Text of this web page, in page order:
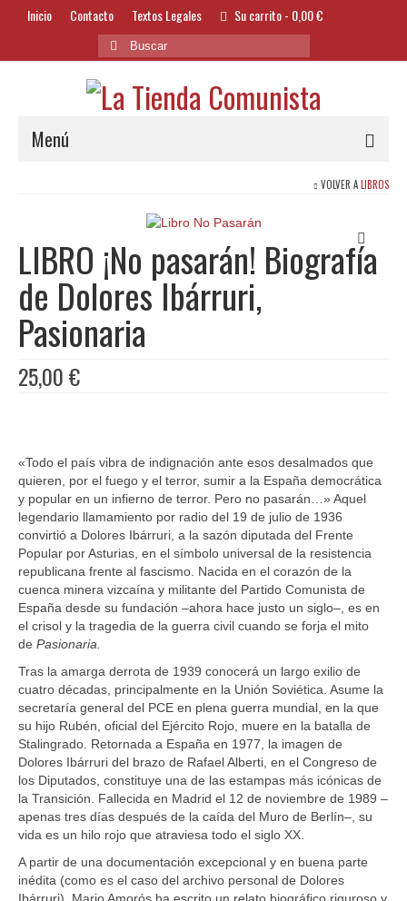
Inicio Contacto Textos Legales Su carrito- 0,00€
Buscar
por:
Menú
Textil y Accesorios
Bordados
Banderas
Libros
VOLVER ALIBROS
LIBRO ¡No pasarán! Biografía
de Dolores Ibárruri,
Pasionaria
25,00€
«Todo el país vibra de indignación ante esos desalmados que
quieren, por el fuego y el terror, sumir a la España democrática
y popular en un infierno de terror. Pero no pasarán…» Aquel
legendario llamamiento por radio del 19 de julio de 1936
convirtió a Dolores Ibárruri, a la sazón diputada del Frente
Popular por Asturias, en el símbolo universal de la resistencia
republicana frente al fascismo. Nacida en el corazón de la
cuenca minera vizcaína y militante del Partido Comunista de
España desde su fundación –ahora hace justo un siglo–, es en
el crisol y la tragedia de la guerra civil cuando se forja el mito
de Pasionaria.
Tras la amarga derrota de 1939 conocerá un largo exilio de
cuatro décadas, principalmente en la Unión Soviética. Asume la
secretaría general del PCE en plena guerra mundial, en la que
su hijo Rubén, oficial del Ejército Rojo, muere en la batalla de
Stalingrado. Retornada a España en 1977, la imagen de
Dolores Ibárruri del brazo de Rafael Alberti, en el Congreso de
los Diputados, constituye una de las estampas más icónicas de
la Transición. Fallecida en Madrid el 12 de noviembre de 1989 –
apenas tres días después de la caída del Muro de Berlín–, su
vida es un hilo rojo que atraviesa todo el siglo XX.
A partir de una documentación excepcional y en buena parte
inédita (como es el caso del archivo personal de Dolores